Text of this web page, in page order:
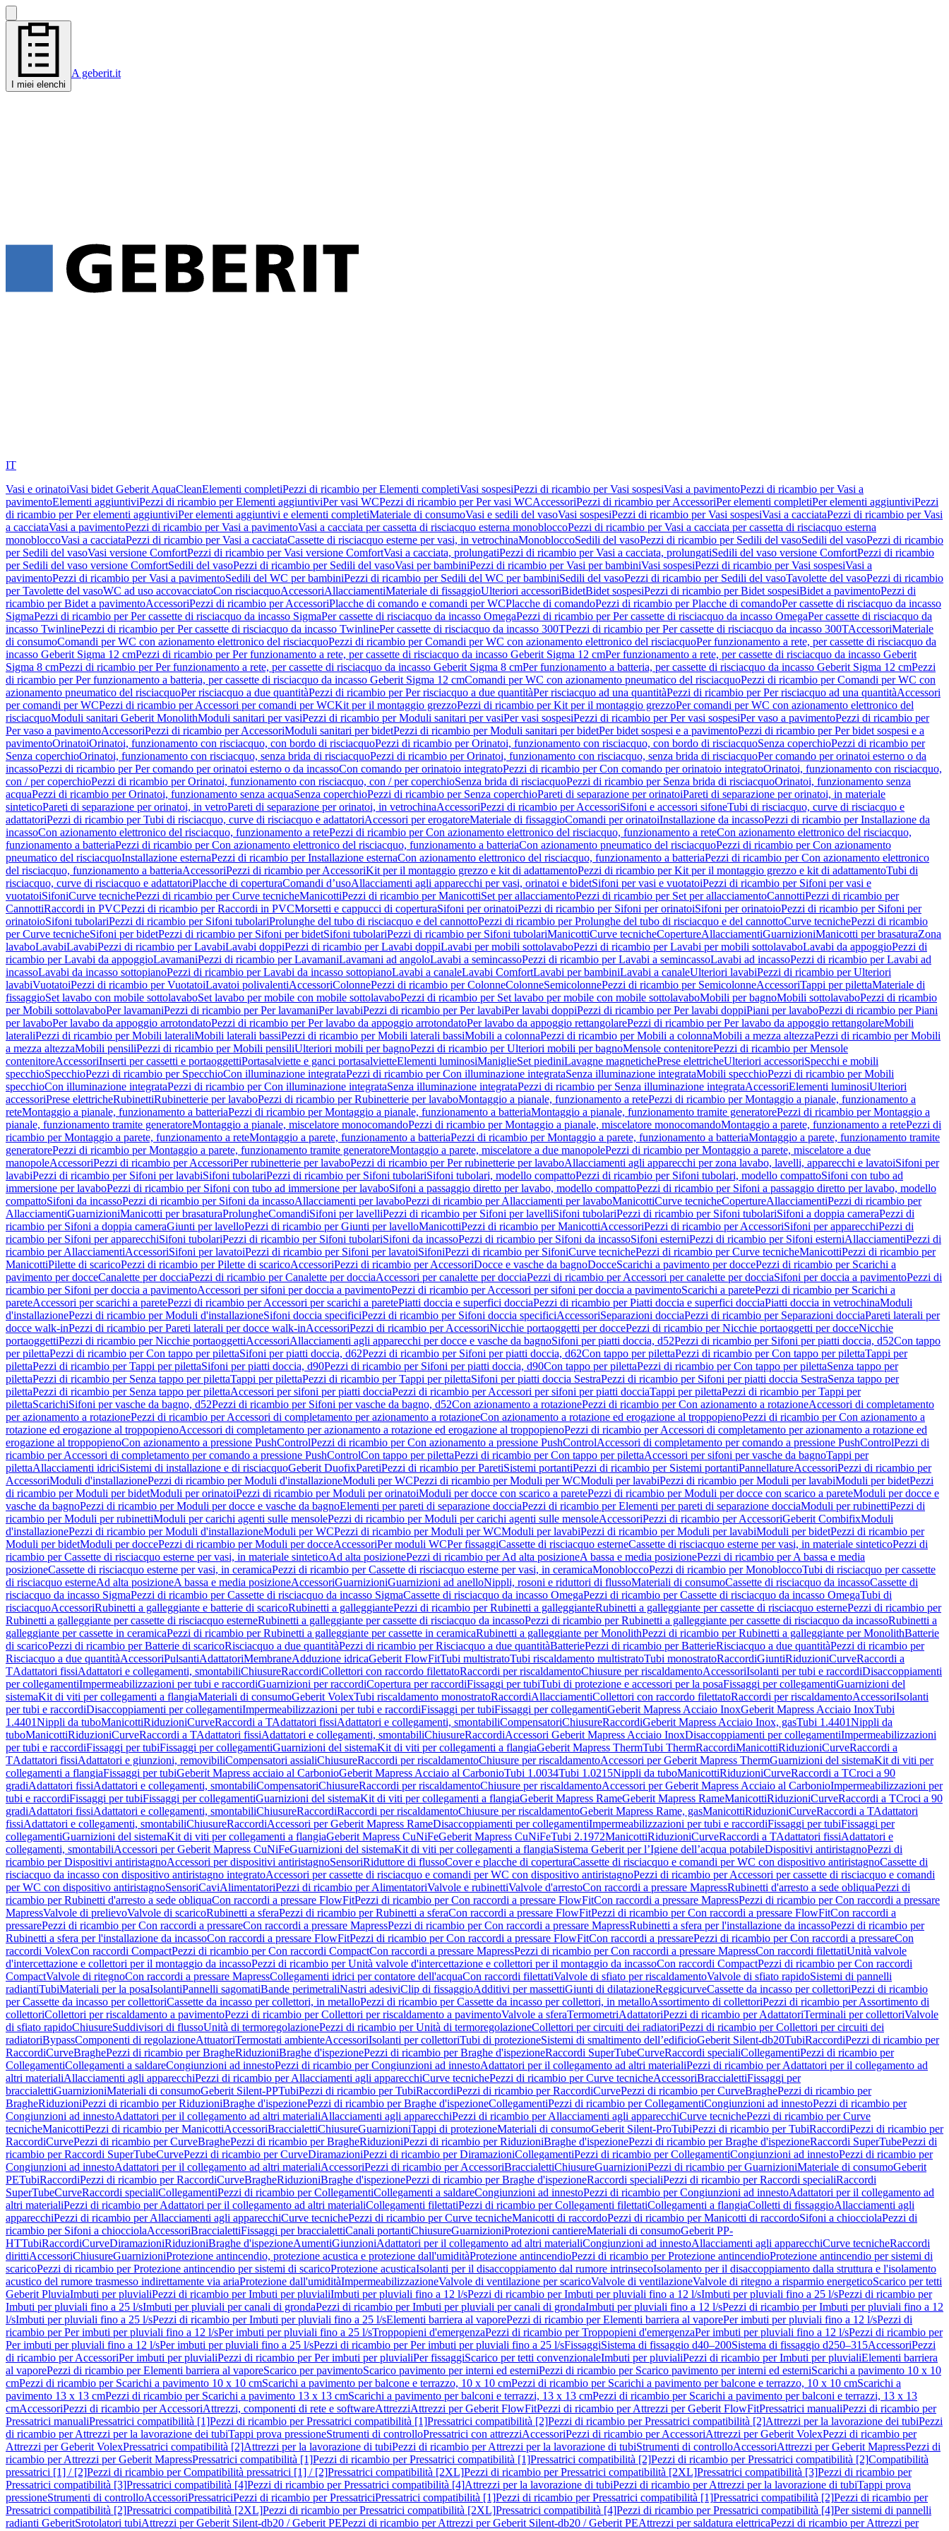
I miei elenchi
A geberit.it
IT
Vasi e orinatoiVasi bidet Geberit AquaCleanElementi completiPezzi di ricambio per Elementi completiVasi sospesiPezzi di ricambio per Vasi sospesiVasi a pavimentoPezzi di ricambio per Vasi a
pavimentoElementi aggiuntiviPezzi di ricambio per Elementi aggiuntiviPer vasi WCPezzi di ricambio per Per vasi WCAccessoriPezzi di ricambio per AccessoriPer elementi completiPer elementi aggiuntiviPezzi
di ricambio per Per elementi aggiuntiviPer elementi aggiuntivi e elementi completiMateriale di consumoVasi e sedili del vasoVasi sospesiPezzi di ricambio per Vasi sospesiVasi a cacciataPezzi di ricambio per Vasi
a cacciataVasi a pavimentoPezzi di ricambio per Vasi a pavimentoVasi a cacciata per cassetta di risciacquo esterna monobloccoPezzi di ricambio per Vasi a cacciata per cassetta di risciacquo esterna
monobloccoVasi a cacciataPezzi di ricambio per Vasi a cacciataCassette di risciacquo esterne per vasi, in vetrochinaMonobloccoSedili del vasoPezzi di ricambio per Sedili del vasoSedili del vasoPezzi di ricambio
per Sedili del vasoVasi versione ComfortPezzi di ricambio per Vasi versione ComfortVasi a cacciata, prolungatiPezzi di ricambio per Vasi a cacciata, prolungatiSedili del vaso versione ComfortPezzi di ricambio
per Sedili del vaso versione ComfortSedili del vasoPezzi di ricambio per Sedili del vasoVasi per bambiniPezzi di ricambio per Vasi per bambiniVasi sospesiPezzi di ricambio per Vasi sospesiVasi a
pavimentoPezzi di ricambio per Vasi a pavimentoSedili del WC per bambiniPezzi di ricambio per Sedili del WC per bambiniSedili del vasoPezzi di ricambio per Sedili del vasoTavolette del vasoPezzi di ricambio
per Tavolette del vasoWC ad uso accovacciatoCon risciacquoAccessoriAllacciamentiMateriale di fissaggioUlteriori accessoriBidetBidet sospesiPezzi di ricambio per Bidet sospesiBidet a pavimentoPezzi di
ricambio per Bidet a pavimentoAccessoriPezzi di ricambio per AccessoriPlacche di comando e comandi per WCPlacche di comandoPezzi di ricambio per Placche di comandoPer cassette di risciacquo da incasso
SigmaPezzi di ricambio per Per cassette di risciacquo da incasso SigmaPer cassette di risciacquo da incasso OmegaPezzi di ricambio per Per cassette di risciacquo da incasso OmegaPer cassette di risciacquo da
incasso TwinlinePezzi di ricambio per Per cassette di risciacquo da incasso TwinlinePer cassette di risciacquo da incasso 300TPezzi di ricambio per Per cassette di risciacquo da incasso 300TAccessoriMateriale
di consumoComandi per WC con azionamento elettronico del risciacquoPezzi di ricambio per Comandi per WC con azionamento elettronico del risciacquoPer funzionamento a rete, per cassette di risciacquo da
incasso Geberit Sigma 12 cmPezzi di ricambio per Per funzionamento a rete, per cassette di risciacquo da incasso Geberit Sigma 12 cmPer funzionamento a rete, per cassette di risciacquo da incasso Geberit
Sigma 8 cmPezzi di ricambio per Per funzionamento a rete, per cassette di risciacquo da incasso Geberit Sigma 8 cmPer funzionamento a batteria, per cassette di risciacquo da incasso Geberit Sigma 12 cmPezzi
di ricambio per Per funzionamento a batteria, per cassette di risciacquo da incasso Geberit Sigma 12 cmComandi per WC con azionamento pneumatico del risciacquoPezzi di ricambio per Comandi per WC con
azionamento pneumatico del risciacquoPer risciacquo a due quantitàPezzi di ricambio per Per risciacquo a due quantitàPer risciacquo ad una quantitàPezzi di ricambio per Per risciacquo ad una quantitàAccessori
per comandi per WCPezzi di ricambio per Accessori per comandi per WCKit per il montaggio grezzoPezzi di ricambio per Kit per il montaggio grezzoPer comandi per WC con azionamento elettronico del
risciacquoModuli sanitari Geberit MonolithModuli sanitari per vasiPezzi di ricambio per Moduli sanitari per vasiPer vasi sospesiPezzi di ricambio per Per vasi sospesiPer vaso a pavimentoPezzi di ricambio per
Per vaso a pavimentoAccessoriPezzi di ricambio per AccessoriModuli sanitari per bidetPezzi di ricambio per Moduli sanitari per bidetPer bidet sospesi e a pavimentoPezzi di ricambio per Per bidet sospesi e a
pavimentoOrinatoiOrinatoi, funzionamento con risciacquo, con bordo di risciacquoPezzi di ricambio per Orinatoi, funzionamento con risciacquo, con bordo di risciacquoSenza coperchioPezzi di ricambio per
Senza coperchioOrinatoi, funzionamento con risciacquo, senza brida di risciacquoPezzi di ricambio per Orinatoi, funzionamento con risciacquo, senza brida di risciacquoPer comando per orinatoi esterno o da
incassoPezzi di ricambio per Per comando per orinatoi esterno o da incassoCon comando per orinatoio integratoPezzi di ricambio per Con comando per orinatoio integratoOrinatoi, funzionamento con risciacquo,
con / per coperchioPezzi di ricambio per Orinatoi, funzionamento con risciacquo, con / per coperchioSenza brida di risciacquoPezzi di ricambio per Senza brida di risciacquoOrinatoi, funzionamento senza
acquaPezzi di ricambio per Orinatoi, funzionamento senza acquaSenza coperchioPezzi di ricambio per Senza coperchioPareti di separazione per orinatoiPareti di separazione per orinatoi, in materiale
sinteticoPareti di separazione per orinatoi, in vetroPareti di separazione per orinatoi, in vetrochinaAccessoriPezzi di ricambio per AccessoriSifoni e accessori sifoneTubi di risciacquo, curve di risciacquo e
adattatoriPezzi di ricambio per Tubi di risciacquo, curve di risciacquo e adattatoriAccessori per erogatoreMateriale di fissaggioComandi per orinatoiInstallazione da incassoPezzi di ricambio per Installazione da
incassoCon azionamento elettronico del risciacquo, funzionamento a retePezzi di ricambio per Con azionamento elettronico del risciacquo, funzionamento a reteCon azionamento elettronico del risciacquo,
funzionamento a batteriaPezzi di ricambio per Con azionamento elettronico del risciacquo, funzionamento a batteriaCon azionamento pneumatico del risciacquoPezzi di ricambio per Con azionamento
pneumatico del risciacquoInstallazione esternaPezzi di ricambio per Installazione esternaCon azionamento elettronico del risciacquo, funzionamento a batteriaPezzi di ricambio per Con azionamento elettronico
del risciacquo, funzionamento a batteriaAccessoriPezzi di ricambio per AccessoriKit per il montaggio grezzo e kit di adattamentoPezzi di ricambio per Kit per il montaggio grezzo e kit di adattamentoTubi di
risciacquo, curve di risciacquo e adattatoriPlacche di coperturaComandi d’usoAllacciamenti agli apparecchi per vasi, orinatoi e bidetSifoni per vasi e vuotatoiPezzi di ricambio per Sifoni per vasi e
vuotatoiSifoniCurve tecnichePezzi di ricambio per Curve tecnicheManicottiPezzi di ricambio per ManicottiSet per allacciamentoPezzi di ricambio per Set per allacciamentoCannottiPezzi di ricambio per
CannottiRaccordi in PVCPezzi di ricambio per Raccordi in PVCMorsetti e cappucci di coperturaSifoni per orinatoiPezzi di ricambio per Sifoni per orinatoiSifoni per orinatoioPezzi di ricambio per Sifoni per
orinatoioSifoni tubolariPezzi di ricambio per Sifoni tubolariProlunghe del tubo di risciacquo e del cannottoPezzi di ricambio per Prolunghe del tubo di risciacquo e del cannottoCurve tecnichePezzi di ricambio
per Curve tecnicheSifoni per bidetPezzi di ricambio per Sifoni per bidetSifoni tubolariPezzi di ricambio per Sifoni tubolariManicottiCurve tecnicheCopertureAllacciamentiGuarnizioniManicotti per brasaturaZona
lavaboLavabiLavabiPezzi di ricambio per LavabiLavabi doppiPezzi di ricambio per Lavabi doppiLavabi per mobili sottolavaboPezzi di ricambio per Lavabi per mobili sottolavaboLavabi da appoggioPezzi di
ricambio per Lavabi da appoggioLavamaniPezzi di ricambio per LavamaniLavamani ad angoloLavabi a semincassoPezzi di ricambio per Lavabi a semincassoLavabi ad incassoPezzi di ricambio per Lavabi ad
incassoLavabi da incasso sottopianoPezzi di ricambio per Lavabi da incasso sottopianoLavabi a canaleLavabi ComfortLavabi per bambiniLavabi a canaleUlteriori lavabiPezzi di ricambio per Ulteriori
lavabiVuotatoiPezzi di ricambio per VuotatoiLavatoi polivalentiAccessoriColonnePezzi di ricambio per ColonneColonneSemicolonnePezzi di ricambio per SemicolonneAccessoriTappi per pilettaMateriale di
fissaggioSet lavabo con mobile sottolavaboSet lavabo per mobile con mobile sottolavaboPezzi di ricambio per Set lavabo per mobile con mobile sottolavaboMobili per bagnoMobili sottolavaboPezzi di ricambio
per Mobili sottolavaboPer lavamaniPezzi di ricambio per Per lavamaniPer lavabiPezzi di ricambio per Per lavabiPer lavabi doppiPezzi di ricambio per Per lavabi doppiPiani per lavaboPezzi di ricambio per Piani
per lavaboPer lavabo da appoggio arrotondatoPezzi di ricambio per Per lavabo da appoggio arrotondatoPer lavabo da appoggio rettangolarePezzi di ricambio per Per lavabo da appoggio rettangolareMobili
lateraliPezzi di ricambio per Mobili lateraliMobili laterali bassiPezzi di ricambio per Mobili laterali bassiMobili a colonnaPezzi di ricambio per Mobili a colonnaMobili a mezza altezzaPezzi di ricambio per Mobili
a mezza altezzaMobili pensiliPezzi di ricambio per Mobili pensiliUlteriori mobili per bagnoPezzi di ricambio per Ulteriori mobili per bagnoMensole contenitorePezzi di ricambio per Mensole
contenitoreAccessoriInserti per cassetti e portaoggettiPortasalviette e ganci portasalvietteElementi luminosiManiglieSet piediniLavagne magnetichePrese elettricheUlteriori accessoriSpecchi e mobili
specchioSpecchioPezzi di ricambio per SpecchioCon illuminazione integrataPezzi di ricambio per Con illuminazione integrataSenza illuminazione integrataMobili specchioPezzi di ricambio per Mobili
specchioCon illuminazione integrataPezzi di ricambio per Con illuminazione integrataSenza illuminazione integrataPezzi di ricambio per Senza illuminazione integrataAccessoriElementi luminosiUlteriori
accessoriPrese elettricheRubinettiRubinetterie per lavaboPezzi di ricambio per Rubinetterie per lavaboMontaggio a pianale, funzionamento a retePezzi di ricambio per Montaggio a pianale, funzionamento a
reteMontaggio a pianale, funzionamento a batteriaPezzi di ricambio per Montaggio a pianale, funzionamento a batteriaMontaggio a pianale, funzionamento tramite generatorePezzi di ricambio per Montaggio a
pianale, funzionamento tramite generatoreMontaggio a pianale, miscelatore monocomandoPezzi di ricambio per Montaggio a pianale, miscelatore monocomandoMontaggio a parete, funzionamento a retePezzi di
ricambio per Montaggio a parete, funzionamento a reteMontaggio a parete, funzionamento a batteriaPezzi di ricambio per Montaggio a parete, funzionamento a batteriaMontaggio a parete, funzionamento tramite
generatorePezzi di ricambio per Montaggio a parete, funzionamento tramite generatoreMontaggio a parete, miscelatore a due manopolePezzi di ricambio per Montaggio a parete, miscelatore a due
manopoleAccessoriPezzi di ricambio per AccessoriPer rubinetterie per lavaboPezzi di ricambio per Per rubinetterie per lavaboAllacciamenti agli apparecchi per zona lavabo, lavelli, apparecchi e lavatoiSifoni per
lavabiPezzi di ricambio per Sifoni per lavabiSifoni tubolariPezzi di ricambio per Sifoni tubolariSifoni tubolari, modello compattoPezzi di ricambio per Sifoni tubolari, modello compattoSifoni con tubo ad
immersione per lavaboPezzi di ricambio per Sifoni con tubo ad immersione per lavaboSifoni a passaggio diretto per lavabo, modello compattoPezzi di ricambio per Sifoni a passaggio diretto per lavabo, modello
compattoSifoni da incassoPezzi di ricambio per Sifoni da incassoAllacciamenti per lavaboPezzi di ricambio per Allacciamenti per lavaboManicottiCurve tecnicheCopertureAllacciamentiPezzi di ricambio per
AllacciamentiGuarnizioniManicotti per brasaturaProlungheComandiSifoni per lavelliPezzi di ricambio per Sifoni per lavelliSifoni tubolariPezzi di ricambio per Sifoni tubolariSifoni a doppia cameraPezzi di
ricambio per Sifoni a doppia cameraGiunti per lavelloPezzi di ricambio per Giunti per lavelloManicottiPezzi di ricambio per ManicottiAccessoriPezzi di ricambio per AccessoriSifoni per apparecchiPezzi di
ricambio per Sifoni per apparecchiSifoni tubolariPezzi di ricambio per Sifoni tubolariSifoni da incassoPezzi di ricambio per Sifoni da incassoSifoni esterniPezzi di ricambio per Sifoni esterniAllacciamentiPezzi di
ricambio per AllacciamentiAccessoriSifoni per lavatoiPezzi di ricambio per Sifoni per lavatoiSifoniPezzi di ricambio per SifoniCurve tecnichePezzi di ricambio per Curve tecnicheManicottiPezzi di ricambio per
ManicottiPilette di scaricoPezzi di ricambio per Pilette di scaricoAccessoriPezzi di ricambio per AccessoriDocce e vasche da bagnoDocceScarichi a pavimento per doccePezzi di ricambio per Scarichi a
pavimento per docceCanalette per docciaPezzi di ricambio per Canalette per docciaAccessori per canalette per docciaPezzi di ricambio per Accessori per canalette per docciaSifoni per doccia a pavimentoPezzi di
ricambio per Sifoni per doccia a pavimentoAccessori per sifoni per doccia a pavimentoPezzi di ricambio per Accessori per sifoni per doccia a pavimentoScarichi a paretePezzi di ricambio per Scarichi a
pareteAccessori per scarichi a paretePezzi di ricambio per Accessori per scarichi a paretePiatti doccia e superfici docciaPezzi di ricambio per Piatti doccia e superfici docciaPiatti doccia in vetrochinaModuli
d'installazionePezzi di ricambio per Moduli d'installazioneSifoni doccia specificiPezzi di ricambio per Sifoni doccia specificiAccessoriSeparazioni docciaPezzi di ricambio per Separazioni docciaPareti laterali per
docce walk-inPezzi di ricambio per Pareti laterali per docce walk-inAccessoriPezzi di ricambio per AccessoriNicchie portaoggetti per doccePezzi di ricambio per Nicchie portaoggetti per docceNicchie
portaoggettiPezzi di ricambio per Nicchie portaoggettiAccessoriAllacciamenti agli apparecchi per docce e vasche da bagnoSifoni per piatti doccia, d52Pezzi di ricambio per Sifoni per piatti doccia, d52Con tappo
per pilettaPezzi di ricambio per Con tappo per pilettaSifoni per piatti doccia, d62Pezzi di ricambio per Sifoni per piatti doccia, d62Con tappo per pilettaPezzi di ricambio per Con tappo per pilettaTappi per
pilettaPezzi di ricambio per Tappi per pilettaSifoni per piatti doccia, d90Pezzi di ricambio per Sifoni per piatti doccia, d90Con tappo per pilettaPezzi di ricambio per Con tappo per pilettaSenza tappo per
pilettaPezzi di ricambio per Senza tappo per pilettaTappi per pilettaPezzi di ricambio per Tappi per pilettaSifoni per piatti doccia SestraPezzi di ricambio per Sifoni per piatti doccia SestraSenza tappo per
pilettaPezzi di ricambio per Senza tappo per pilettaAccessori per sifoni per piatti docciaPezzi di ricambio per Accessori per sifoni per piatti docciaTappi per pilettaPezzi di ricambio per Tappi per
pilettaScarichiSifoni per vasche da bagno, d52Pezzi di ricambio per Sifoni per vasche da bagno, d52Con azionamento a rotazionePezzi di ricambio per Con azionamento a rotazioneAccessori di completamento
per azionamento a rotazionePezzi di ricambio per Accessori di completamento per azionamento a rotazioneCon azionamento a rotazione ed erogazione al troppopienoPezzi di ricambio per Con azionamento a
rotazione ed erogazione al troppopienoAccessori di completamento per azionamento a rotazione ed erogazione al troppopienoPezzi di ricambio per Accessori di completamento per azionamento a rotazione ed
erogazione al troppopienoCon azionamento a pressione PushControlPezzi di ricambio per Con azionamento a pressione PushControlAccessori di completamento per comando a pressione PushControlPezzi di
ricambio per Accessori di completamento per comando a pressione PushControlCon tappo per pilettaPezzi di ricambio per Con tappo per pilettaAccessori per sifoni per vasche da bagnoTappi per
pilettaAllacciamenti idriciSistemi di installazione e di risciacquoGeberit DuofixParetiPezzi di ricambio per ParetiSistemi portantiPezzi di ricambio per Sistemi portantiPannellatureAccessoriPezzi di ricambio per
AccessoriModuli d'installazionePezzi di ricambio per Moduli d'installazioneModuli per WCPezzi di ricambio per Moduli per WCModuli per lavabiPezzi di ricambio per Moduli per lavabiModuli per bidetPezzi
di ricambio per Moduli per bidetModuli per orinatoiPezzi di ricambio per Moduli per orinatoiModuli per docce con scarico a paretePezzi di ricambio per Moduli per docce con scarico a pareteModuli per docce e
vasche da bagnoPezzi di ricambio per Moduli per docce e vasche da bagnoElementi per pareti di separazione docciaPezzi di ricambio per Elementi per pareti di separazione docciaModuli per rubinettiPezzi di
ricambio per Moduli per rubinettiModuli per carichi agenti sulle mensolePezzi di ricambio per Moduli per carichi agenti sulle mensoleAccessoriPezzi di ricambio per AccessoriGeberit CombifixModuli
d'installazionePezzi di ricambio per Moduli d'installazioneModuli per WCPezzi di ricambio per Moduli per WCModuli per lavabiPezzi di ricambio per Moduli per lavabiModuli per bidetPezzi di ricambio per
Moduli per bidetModuli per doccePezzi di ricambio per Moduli per docceAccessoriPer moduli WCPer fissaggiCassette di risciacquo esterneCassette di risciacquo esterne per vasi, in materiale sinteticoPezzi di
ricambio per Cassette di risciacquo esterne per vasi, in materiale sinteticoAd alta posizionePezzi di ricambio per Ad alta posizioneA bassa e media posizionePezzi di ricambio per A bassa e media
posizioneCassette di risciacquo esterne per vasi, in ceramicaPezzi di ricambio per Cassette di risciacquo esterne per vasi, in ceramicaMonobloccoPezzi di ricambio per MonobloccoTubi di risciacquo per cassette
di risciacquo esterneAd alta posizioneA bassa e media posizioneAccessoriGuarnizioniGuarnizioni ad anelloNippli, rosoni e riduttori di flussoMateriali di consumoCassette di risciacquo da incassoCassette di
risciacquo da incasso SigmaPezzi di ricambio per Cassette di risciacquo da incasso SigmaCassette di risciacquo da incasso OmegaPezzi di ricambio per Cassette di risciacquo da incasso OmegaTubi di
risciacquoAccessoriRubinetti a galleggiante e batterie di scaricoRubinetti a galleggiantePezzi di ricambio per Rubinetti a galleggianteRubinetti a galleggiante per cassette di risciacquo esternePezzi di ricambio per
Rubinetti a galleggiante per cassette di risciacquo esterneRubinetti a galleggiante per cassette di risciacquo da incassoPezzi di ricambio per Rubinetti a galleggiante per cassette di risciacquo da incassoRubinetti a
galleggiante per cassette in ceramicaPezzi di ricambio per Rubinetti a galleggiante per cassette in ceramicaRubinetti a galleggiante per MonolithPezzi di ricambio per Rubinetti a galleggiante per MonolithBatterie
di scaricoPezzi di ricambio per Batterie di scaricoRisciacquo a due quantitàPezzi di ricambio per Risciacquo a due quantitàBatteriePezzi di ricambio per BatterieRisciacquo a due quantitàPezzi di ricambio per
Risciacquo a due quantitàAccessoriPulsantiAdattatoriMembraneAdduzione idricaGeberit FlowFitTubi multistratoTubi riscaldamento multistratoTubi monostratoRaccordiGiuntiRiduzioniCurveRaccordi a
TAdattatori fissiAdattatori e collegamenti, smontabiliChiusureRaccordiCollettori con raccordo filettatoRaccordi per riscaldamentoChiusure per riscaldamentoAccessoriIsolanti per tubi e raccordiDisaccoppiamenti
per collegamentiImpermeabilizzazioni per tubi e raccordiGuarnizioni per raccordiCopertura per raccordiFissaggi per tubiTubi di protezione e accessori per la posaFissaggi per collegamentiGuarnizioni del
sistemaKit di viti per collegamenti a flangiaMateriali di consumoGeberit VolexTubi riscaldamento monostratoRaccordiAllacciamentiCollettori con raccordo filettatoRaccordi per riscaldamentoAccessoriIsolanti
per tubi e raccordiDisaccoppiamenti per collegamentiImpermeabilizzazioni per tubi e raccordiFissaggi per tubiFissaggi per collegamentiGeberit Mapress Acciaio InoxGeberit Mapress Acciaio InoxTubi
1.4401Nippli da tuboManicottiRiduzioniCurveRaccordi a TAdattatori fissiAdattatori e collegamenti, smontabiliCompensatoriChiusureRaccordiGeberit Mapress Acciaio Inox, gasTubi 1.4401Nippli da
tuboManicottiRiduzioniCurveRaccordi a TAdattatori fissiAdattatori e collegamenti, smontabiliChiusureRaccordiAccessori Geberit Mapress Acciaio InoxDisaccoppiamenti per collegamentiImpermeabilizzazioni
per tubi e raccordiFissaggi per tubiFissaggi per collegamentiGuarnizioni del sistemaKit di viti per collegamenti a flangiaGeberit Mapress ThermTubi ThermRaccordiManicottiRiduzioniCurveRaccordi a
TAdattatori fissiAdattatori e giunzioni, removibiliCompensatori assialiChiusureRaccordi per riscaldamentoChiusure per riscaldamentoAccessori per Geberit Mapress ThermGuarnizioni del sistemaKit di viti per
collegamenti a flangiaFissaggi per tubiGeberit Mapress acciaio al CarbonioGeberit Mapress Acciaio al CarbonioTubi 1.0034Tubi 1.0215Nippli da tuboManicottiRiduzioniCurveRaccordi a TCroci a 90
gradiAdattatori fissiAdattatori e collegamenti, smontabiliCompensatoriChiusureRaccordi per riscaldamentoChiusure per riscaldamentoAccessori per Geberit Mapress Acciaio al CarbonioImpermeabilizzazioni per
tubi e raccordiFissaggi per tubiFissaggi per collegamentiGuarnizioni del sistemaKit di viti per collegamenti a flangiaGeberit Mapress RameGeberit Mapress RameManicottiRiduzioniCurveRaccordi a TCroci a 90
gradiAdattatori fissiAdattatori e collegamenti, smontabiliChiusureRaccordiRaccordi per riscaldamentoChiusure per riscaldamentoGeberit Mapress Rame, gasManicottiRiduzioniCurveRaccordi a TAdattatori
fissiAdattatori e collegamenti, smontabiliChiusureRaccordiAccessori per Geberit Mapress RameDisaccoppiamenti per collegamentiImpermeabilizzazioni per tubi e raccordiFissaggi per tubiFissaggi per
collegamentiGuarnizioni del sistemaKit di viti per collegamenti a flangiaGeberit Mapress CuNiFeGeberit Mapress CuNiFeTubi 2.1972ManicottiRiduzioniCurveRaccordi a TAdattatori fissiAdattatori e
collegamenti, smontabiliAccessori per Geberit Mapress CuNiFeGuarnizioni del sistemaKit di viti per collegamenti a flangiaSistema Geberit per l’Igiene dell’acqua potabileDispositivi antiristagnoPezzi di
ricambio per Dispositivi antiristagnoAccessori per dispositivi antiristagnoSensoriRiduttore di flussoCover e placche di coperturaCassette di risciacquo e comandi per WC con dispositivo antiristagnoCassette di
risciacquo da incasso con dispositivo antiristagno integratoAccessori per cassette di risciacquo e comandi per WC con dispositivo antiristagnoPezzi di ricambio per Accessori per cassette di risciacquo e comandi
per WC con dispositivo antiristagnoSensoriCaviAlimentatoriPezzi di ricambio per AlimentatoriValvole e rubinettiValvole d'arrestoCon raccordi a pressare MapressRubinetti d'arresto a sede obliquaPezzi di
ricambio per Rubinetti d'arresto a sede obliquaCon raccordi a pressare FlowFitPezzi di ricambio per Con raccordi a pressare FlowFitCon raccordi a pressare MapressPezzi di ricambio per Con raccordi a pressare
MapressValvole di prelievoValvole di scaricoRubinetti a sferaPezzi di ricambio per Rubinetti a sferaCon raccordi a pressare FlowFitPezzi di ricambio per Con raccordi a pressare FlowFitCon raccordi a
pressarePezzi di ricambio per Con raccordi a pressareCon raccordi a pressare MapressPezzi di ricambio per Con raccordi a pressare MapressRubinetti a sfera per l'installazione da incassoPezzi di ricambio per
Rubinetti a sfera per l'installazione da incassoCon raccordi a pressare FlowFitPezzi di ricambio per Con raccordi a pressare FlowFitCon raccordi a pressarePezzi di ricambio per Con raccordi a pressareCon
raccordi VolexCon raccordi CompactPezzi di ricambio per Con raccordi CompactCon raccordi a pressare MapressPezzi di ricambio per Con raccordi a pressare MapressCon raccordi filettatiUnità valvole
d'intercettazione e collettori per il montaggio da incassoPezzi di ricambio per Unità valvole d'intercettazione e collettori per il montaggio da incassoCon raccordi CompactPezzi di ricambio per Con raccordi
CompactValvole di ritegnoCon raccordi a pressare MapressCollegamenti idrici per contatore dell'acquaCon raccordi filettatiValvole di sfiato per riscaldamentoValvole di sfiato rapidoSistemi di pannelli
radiantiTubiMateriali per la posaIsolantiPannelli sagomatiBande perimetraliNastri adesiviClip di fissaggioAdditivi per massettiGiunti di dilatazioneReggicurveCassette da incasso per collettoriPezzi di ricambio
per Cassette da incasso per collettoriCassette da incasso per collettori, in metalloPezzi di ricambio per Cassette da incasso per collettori, in metalloAssortimento di collettoriPezzi di ricambio per Assortimento di
collettoriCollettori per riscaldamento a pavimentoPezzi di ricambio per Collettori per riscaldamento a pavimentoValvole a sferaTermometriAdattatoriPezzi di ricambio per AdattatoriTerminali per collettoriValvole
di sfiato rapidoChiusureSuddivisori di flussoUnità di termoregolazionePezzi di ricambio per Unità di termoregolazioneCollettori per circuiti dei radiatoriPezzi di ricambio per Collettori per circuiti dei
radiatoriBypassComponenti di regolazioneAttuatoriTermostati ambienteAccessoriIsolanti per collettoriTubi di protezioneSistemi di smaltimento dell’edificioGeberit Silent-db20TubiRaccordiPezzi di ricambio per
RaccordiCurveBraghePezzi di ricambio per BragheRiduzioniBraghe d'ispezionePezzi di ricambio per Braghe d'ispezioneRaccordi SuperTubeCurveRaccordi specialiCollegamentiPezzi di ricambio per
CollegamentiCollegamenti a saldareCongiunzioni ad innestoPezzi di ricambio per Congiunzioni ad innestoAdattatori per il collegamento ad altri materialiPezzi di ricambio per Adattatori per il collegamento ad
altri materialiAllacciamenti agli apparecchiPezzi di ricambio per Allacciamenti agli apparecchiCurve tecnichePezzi di ricambio per Curve tecnicheAccessoriBraccialettiFissaggi per
braccialettiGuarnizioniMateriali di consumoGeberit Silent-PPTubiPezzi di ricambio per TubiRaccordiPezzi di ricambio per RaccordiCurvePezzi di ricambio per CurveBraghePezzi di ricambio per
BragheRiduzioniPezzi di ricambio per RiduzioniBraghe d'ispezionePezzi di ricambio per Braghe d'ispezioneCollegamentiPezzi di ricambio per CollegamentiCongiunzioni ad innestoPezzi di ricambio per
Congiunzioni ad innestoAdattatori per il collegamento ad altri materialiAllacciamenti agli apparecchiPezzi di ricambio per Allacciamenti agli apparecchiCurve tecnichePezzi di ricambio per Curve
tecnicheManicottiPezzi di ricambio per ManicottiAccessoriBraccialettiChiusureGuarnizioniTappi di protezioneMateriali di consumoGeberit Silent-ProTubiPezzi di ricambio per TubiRaccordiPezzi di ricambio per
RaccordiCurvePezzi di ricambio per CurveBraghePezzi di ricambio per BragheRiduzioniPezzi di ricambio per RiduzioniBraghe d'ispezionePezzi di ricambio per Braghe d'ispezioneRaccordi SuperTubePezzi di
ricambio per Raccordi SuperTubeCurvePezzi di ricambio per CurveDiramazioniPezzi di ricambio per DiramazioniCollegamentiPezzi di ricambio per CollegamentiCongiunzioni ad innestoPezzi di ricambio per
Congiunzioni ad innestoAdattatori per il collegamento ad altri materialiAccessoriPezzi di ricambio per AccessoriBraccialettiChiusureGuarnizioniPezzi di ricambio per GuarnizioniMateriale di consumoGeberit
PETubiRaccordiPezzi di ricambio per RaccordiCurveBragheRiduzioniBraghe d'ispezionePezzi di ricambio per Braghe d'ispezioneRaccordi specialiPezzi di ricambio per Raccordi specialiRaccordi
SuperTubeCurveRaccordi specialiCollegamentiPezzi di ricambio per CollegamentiCollegamenti a saldareCongiunzioni ad innestoPezzi di ricambio per Congiunzioni ad innestoAdattatori per il collegamento ad
altri materialiPezzi di ricambio per Adattatori per il collegamento ad altri materialiCollegamenti filettatiPezzi di ricambio per Collegamenti filettatiCollegamenti a flangiaColletti di fissaggioAllacciamenti agli
apparecchiPezzi di ricambio per Allacciamenti agli apparecchiCurve tecnichePezzi di ricambio per Curve tecnicheManicotti di raccordoPezzi di ricambio per Manicotti di raccordoSifoni a chiocciolaPezzi di
ricambio per Sifoni a chiocciolaAccessoriBraccialettiFissaggi per braccialettiCanali portantiChiusureGuarnizioniProtezioni cantiereMateriali di consumoGeberit PP-
HTTubiRaccordiCurveDiramazioniRiduzioniBraghe d'ispezioneAumentiGiunzioniAdattatori per il collegamento ad altri materialiCongiunzioni ad innestoAllacciamenti agli apparecchiCurve tecnicheRaccordi
dirittiAccessoriChiusureGuarnizioniProtezione antincendio, protezione acustica e protezione dall'umiditàProtezione antincendioPezzi di ricambio per Protezione antincendioProtezione antincendio per sistemi di
scaricoPezzi di ricambio per Protezione antincendio per sistemi di scaricoProtezione acusticaIsolanti per il disaccoppiamento dal rumore intrinsecoIsolamento per il disaccoppiamento dalla struttura e l'isolamento
acustico del rumore trasmesso indirettamente via ariaProtezione dall'umiditàImpermeabilizzazioneValvole di ventilazione per scaricoValvole di ventilazioneValvole di ritegno a risparmio energeticoScarico per tetti
Geberit PluviaImbuti per pluvialiPezzi di ricambio per Imbuti per pluvialiImbuti per pluviali fino a 12 l/sPezzi di ricambio per Imbuti per pluviali fino a 12 l/sImbuti per pluviali fino a 25 l/sPezzi di ricambio per
Imbuti per pluviali fino a 25 l/sImbuti per pluviali per canali di grondaPezzi di ricambio per Imbuti per pluviali per canali di grondaImbuti per pluviali fino a 12 l/sPezzi di ricambio per Imbuti per pluviali fino a 12
l/sImbuti per pluviali fino a 25 l/sPezzi di ricambio per Imbuti per pluviali fino a 25 l/sElementi barriera al vaporePezzi di ricambio per Elementi barriera al vaporePer imbuti per pluviali fino a 12 l/sPezzi di
ricambio per Per imbuti per pluviali fino a 12 l/sPer imbuti per pluviali fino a 25 l/sTroppopieni d'emergenzaPezzi di ricambio per Troppopieni d'emergenzaPer imbuti per pluviali fino a 12 l/sPezzi di ricambio per
Per imbuti per pluviali fino a 12 l/sPer imbuti per pluviali fino a 25 l/sPezzi di ricambio per Per imbuti per pluviali fino a 25 l/sFissaggiSistema di fissaggio d40–200Sistema di fissaggio d250–315AccessoriPezzi
di ricambio per AccessoriPer imbuti per pluvialiPezzi di ricambio per Per imbuti per pluvialiPer fissaggiScarico per tetti convenzionaleImbuti per pluvialiPezzi di ricambio per Imbuti per pluvialiElementi barriera
al vaporePezzi di ricambio per Elementi barriera al vaporeScarico per pavimentoScarico pavimento per interni ed esterniPezzi di ricambio per Scarico pavimento per interni ed esterniScarichi a pavimento 10 x 10
cmPezzi di ricambio per Scarichi a pavimento 10 x 10 cmScarichi a pavimento per balcone e terrazzo, 10 x 10 cmPezzi di ricambio per Scarichi a pavimento per balcone e terrazzo, 10 x 10 cmScarichi a
pavimento 13 x 13 cmPezzi di ricambio per Scarichi a pavimento 13 x 13 cmScarichi a pavimento per balconi e terrazzi, 13 x 13 cmPezzi di ricambio per Scarichi a pavimento per balconi e terrazzi, 13 x 13
cmAccessoriPezzi di ricambio per AccessoriAttrezzi, componenti di rete e softwareAttrezziAttrezzi per Geberit FlowFitPezzi di ricambio per Attrezzi per Geberit FlowFitPressatrici manualiPezzi di ricambio per
Pressatrici manualiPressatrici compatibilità [1]Pezzi di ricambio per Pressatrici compatibilità [1]Pressatrici compatibilità [2]Pezzi di ricambio per Pressatrici compatibilità [2]Attrezzi per la lavorazione dei tubiPezzi
di ricambio per Attrezzi per la lavorazione dei tubiTappi prova pressioneStrumenti di controlloPressatrici con attrezziAccessoriPezzi di ricambio per AccessoriAttrezzi per Geberit VolexPezzi di ricambio per
Attrezzi per Geberit VolexPressatrici compatibilità [2]Attrezzi per la lavorazione di tubiPezzi di ricambio per Attrezzi per la lavorazione di tubiStrumenti di controlloAccessoriAttrezzi per Geberit MapressPezzi di
ricambio per Attrezzi per Geberit MapressPressatrici compatibilità [1]Pezzi di ricambio per Pressatrici compatibilità [1]Pressatrici compatibilità [2]Pezzi di ricambio per Pressatrici compatibilità [2]Compatibilità
pressatrici [1] / [2]Pezzi di ricambio per Compatibilità pressatrici [1] / [2]Pressatrici compatibilità [2XL]Pezzi di ricambio per Pressatrici compatibilità [2XL]Pressatrici compatibilità [3]Pezzi di ricambio per
Pressatrici compatibilità [3]Pressatrici compatibilità [4]Pezzi di ricambio per Pressatrici compatibilità [4]Attrezzi per la lavorazione di tubiPezzi di ricambio per Attrezzi per la lavorazione di tubiTappi prova
pressioneStrumenti di controlloAccessoriPressatriciPezzi di ricambio per PressatriciPressatrici compatibilità [1]Pezzi di ricambio per Pressatrici compatibilità [1]Pressatrici compatibilità [2]Pezzi di ricambio per
Pressatrici compatibilità [2]Pressatrici compatibilità [2XL]Pezzi di ricambio per Pressatrici compatibilità [2XL]Pressatrici compatibilità [4]Pezzi di ricambio per Pressatrici compatibilità [4]Per sistemi di pannelli
radianti GeberitSrotolatori tubiAttrezzi per Geberit Silent-db20 / Geberit PEPezzi di ricambio per Attrezzi per Geberit Silent-db20 / Geberit PEAttrezzi per saldatura elettricaPezzi di ricambio per Attrezzi per